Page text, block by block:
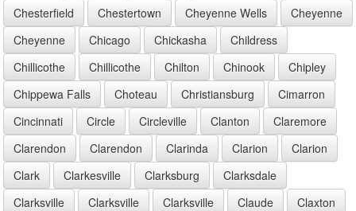
Chesterfield
Chestertown Cheyenne Wells
Cheyenne
Cheyenne
Chicago Chickasha
Childress
Chillicothe
Chillicothe Chilton Chinook
Chipley
Chippewa Falls
Choteau Christiansburg
Cimarron
Cincinnati
Circle Circleville Clanton
Claremore
Clarendon
Clarendon Clarinda Clarion
Clarion
Clark
Clarkesville Clarksburg
Clarksdale
Clarksville
Clarksville Clarksville Claude
Claxton